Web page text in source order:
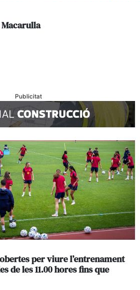
Publicitat
per viure l’entrenament
de les 11.00 hores fins que